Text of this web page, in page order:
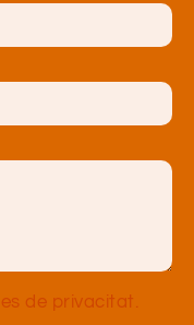
de privacitat.